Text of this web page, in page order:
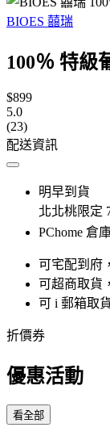
BIOES 囍瑞
100％ 特級
$899
5.0
(23)
配送資訊
明早到貨
北北桃限定
PChome 倉
可宅配到府
可超商取貨
可 i 郵箱取
折價券
優惠活動
看全部